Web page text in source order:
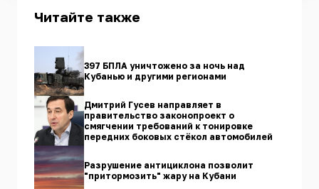
Читайте также
397 БПЛА уничтожено за ночь над
Кубанью и другими регионами
Дмитрий Гусев направляет в
правительство законопроект о
смягчении требований к тонировке
передних боковых стёкол автомобилей
Разрушение антициклона позволит
"притормозить" жару на Кубани